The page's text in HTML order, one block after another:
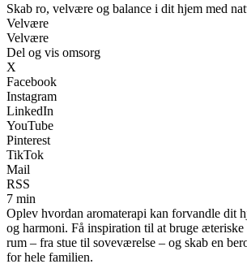
Skab ro, velvære og balance i dit hjem med
Velvære
Velvære
Del og vis omsorg
X
Facebook
Instagram
LinkedIn
YouTube
Pinterest
TikTok
Mail
RSS
7 min
Oplev hvordan aromaterapi kan forvandle dit
og harmoni. Få inspiration til at bruge æteriske
rum – fra stue til soveværelse – og skab en
for hele familien.